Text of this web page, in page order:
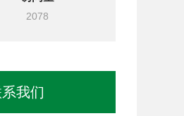
2078
我们